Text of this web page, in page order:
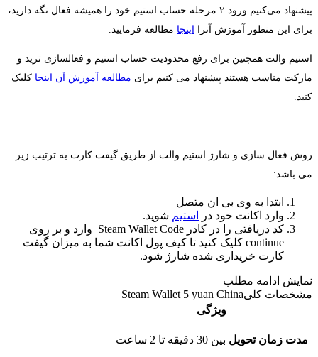
پیشنهاد می‌کنیم ورود ۲ مرحله حساب استیم خود را همیشه فعال نگه دارید،
برای این منظور آموزش آنرا
اینجا مطالعه فرمایید.
استیم والت‌ همچنین برای رفع محدودیت حساب استیم و فعالسازی ترید و
مارکت مناسب هستند پیشنهاد می کنیم برای مطالعه آموزش آن اینجا کلیک
کنید.
روش فعال سازی و شارژ استیم والت از طریق گیفت کارت به ترتیب زیر
می باشد:
ابتدا به وی بی ان متصل
وارد اکانت خود در
استیم شوید.
کد دریافتی را در کادر Steam Wallet Code وارد و بر روی
continue کلیک کنید تا کیف پول اکانت شما به میزان گیفت
کارت خریداری شده شارژ شود.
نمایش ادامه مطلب
مشخصات کلیSteam Wallet 5 yuan China
ویژگی
مدت زمان تحویل بین 30 دقیقه تا 2 ساعت